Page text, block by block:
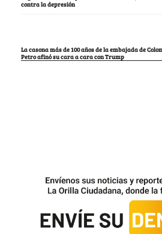
contra la depresión
La casona más de 100 años de la embajada de
Petro afinó su cara a cara con Trump